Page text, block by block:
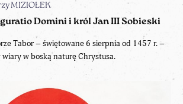
MIZIOŁEK
Domini i król Jan III Sobieski
Tabor – świętowane 6 sierpnia od 1457 r. –
w boską naturę Chrystusa.